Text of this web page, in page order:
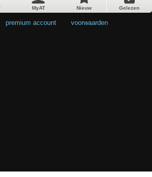
MyAT Nieuw Gelezen
premium account voorwaarden